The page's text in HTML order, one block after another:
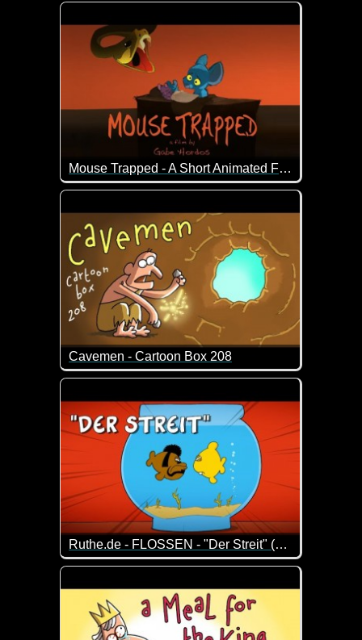
Was für ein lustiges Video. Man erwartet nämlich
Mouse Trapped - A Short Animated Film
Ein lustiger Kurzfilm über eine Maus, die ihre
Cavemen - Cartoon Box 208
Dieser Typ ist leider nicht die hellste Kerze auf der
Ruthe.de - FLOSSEN - "Der Streit" (Folge 14)
Episode 14 der Serie um zwei Dudes mit Kiemen